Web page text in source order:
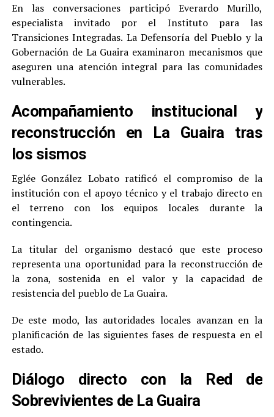
En las conversaciones participó Everardo Murillo,
especialista invitado por el Instituto para las
Transiciones Integradas. La Defensoría del Pueblo y la
Gobernación de La Guaira examinaron mecanismos que
aseguren una atención integral para las comunidades
vulnerables.
Acompañamiento institucional y
reconstrucción en La Guaira tras
los sismos
Eglée González Lobato ratificó el compromiso de la
institución con el apoyo técnico y el trabajo directo en
el terreno con los equipos locales durante la
contingencia.
La titular del organismo destacó que este proceso
representa una oportunidad para la reconstrucción de
la zona, sostenida en el valor y la capacidad de
resistencia del pueblo de La Guaira.
De este modo, las autoridades locales avanzan en la
planificación de las siguientes fases de respuesta en el
estado.
Diálogo directo con la Red de
Sobrevivientes de La Guaira